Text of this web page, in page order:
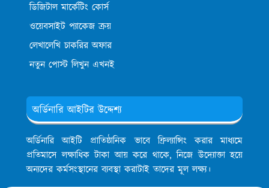
ডিজিটাল মার্কেটিং কোর্স
ওয়েবসাইট প্যাকেজ ক্রয়
লেখালেখি চাকরির অফার
নতুন পোস্ট লিখুন এখনই
অর্ডিনারি আইটির উদ্দেশ্য
অর্ডিনারি আইটি প্রাতিষ্ঠানিক ভাবে ফ্রিল্যান্সিং করার মাধ্যমে
প্রতিমাসে লক্ষাধিক টাকা আয় করে থাকে, নিজে উদ্যোক্তা হয়ে
অন্যদের কর্মসংস্থানের ব্যবস্থা করাটাই তাদের মূল লক্ষ্য।